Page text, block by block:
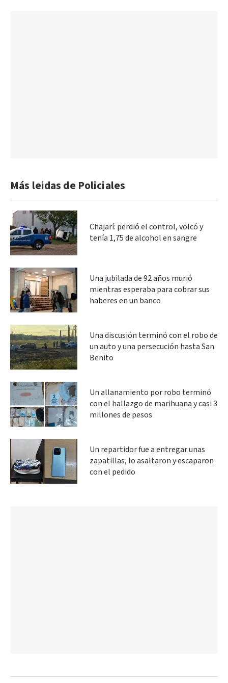
Más leidas de Policiales
Chajarí: perdió el control, volcó y
tenía 1,75 de alcohol en sangre
Una jubilada de 92 años murió
mientras esperaba para cobrar sus
haberes en un banco
Una discusión terminó con el robo de
un auto y una persecución hasta San
Benito
Un allanamiento por robo terminó
con el hallazgo de marihuana y casi 3
millones de pesos
Un repartidor fue a entregar unas
zapatillas, lo asaltaron y escaparon
con el pedido